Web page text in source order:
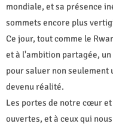
mondiale, et sa présence
sommets encore plus
Ce jour, tout comme le
et à l'ambition partagée,
pour saluer non seulement
devenu réalité.
Les portes de notre cœur
ouvertes, et à ceux qui